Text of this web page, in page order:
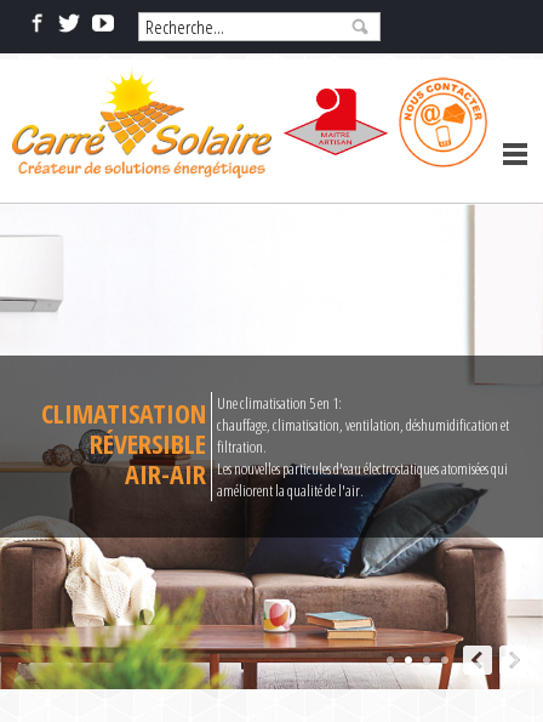
CLIMATISATION
RÉVERSIBLE
AIR-AIR
Une climatisation 5 en 1:
chauffage, climatisation, ventilation, déshumidification et
filtration.
Les nouvelles particules d'eau électrostatiques atomisées qui
améliorent la qualité de l'air.